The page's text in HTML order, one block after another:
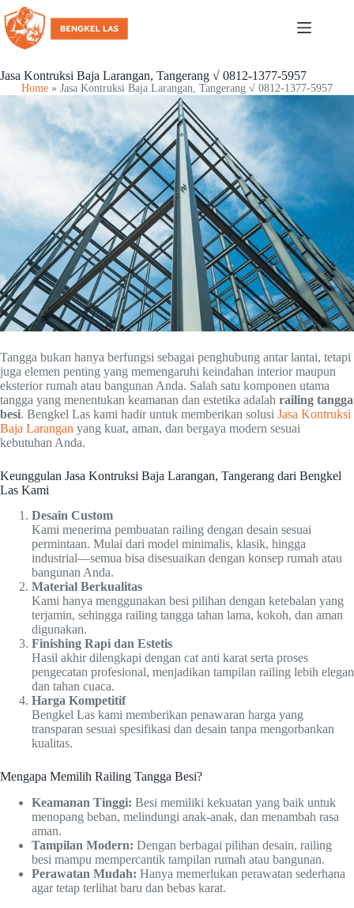
Jasa Kontruksi Baja Larangan, Tangerang √ 0812-1377-5957
Home » Jasa Kontruksi Baja Larangan, Tangerang √ 0812-1377-5957
Tangga bukan hanya berfungsi sebagai penghubung antar lantai, tetapi
juga elemen penting yang memengaruhi keindahan interior maupun
eksterior rumah atau bangunan Anda. Salah satu komponen utama
tangga yang menentukan keamanan dan estetika adalah railing tangga
besi. Bengkel Las kami hadir untuk memberikan solusi Jasa Kontruksi
Baja Larangan yang kuat, aman, dan bergaya modern sesuai
kebutuhan Anda.
Keunggulan Jasa Kontruksi Baja Larangan, Tangerang dari Bengkel
Las Kami
Desain Custom
Kami menerima pembuatan railing dengan desain sesuai
permintaan. Mulai dari model minimalis, klasik, hingga
industrial—semua bisa disesuaikan dengan konsep rumah atau
bangunan Anda.
Material Berkualitas
Kami hanya menggunakan besi pilihan dengan ketebalan yang
terjamin, sehingga railing tangga tahan lama, kokoh, dan aman
digunakan.
Finishing Rapi dan Estetis
Hasil akhir dilengkapi dengan cat anti karat serta proses
pengecatan profesional, menjadikan tampilan railing lebih elegan
dan tahan cuaca.
Harga Kompetitif
Bengkel Las kami memberikan penawaran harga yang
transparan sesuai spesifikasi dan desain tanpa mengorbankan
kualitas.
Mengapa Memilih Railing Tangga Besi?
Keamanan Tinggi: Besi memiliki kekuatan yang baik untuk
menopang beban, melindungi anak-anak, dan menambah rasa
aman.
Tampilan Modern: Dengan berbagai pilihan desain, railing
besi mampu mempercantik tampilan rumah atau bangunan.
Perawatan Mudah: Hanya memerlukan perawatan sederhana
agar tetap terlihat baru dan bebas karat.